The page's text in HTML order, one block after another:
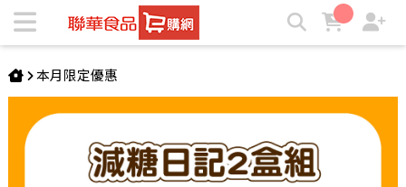
【2盒組】萬歲牌-減糖日記(共52包) | ★聯華食品e購網★
本月限定優惠